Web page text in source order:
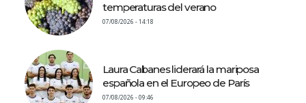
temperaturas del verano
07/08/2026 - 14:18
Laura Cabanes liderará la mariposa
española en el Europeo de París
07/08/2026 - 09:46